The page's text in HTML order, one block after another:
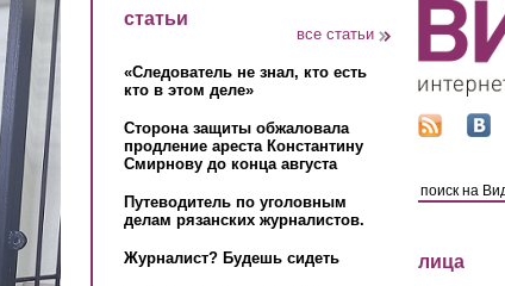
статьи
все статьи
«Следователь не знал, кто есть
кто в этом деле»
Сторона защиты обжаловала
продление ареста Константину
Смирнову до конца августа
Путеводитель по уголовным
делам рязанских журналистов.
Журналист? Будешь сидеть лица